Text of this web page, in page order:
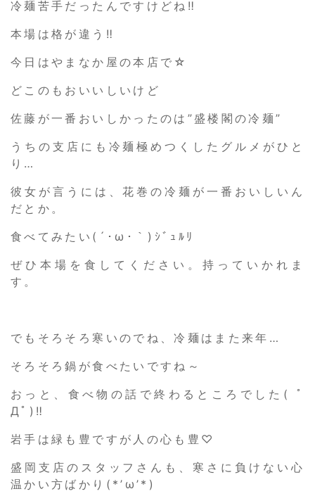
冷麺苦手だったんですけどね‼
本場は格が違う‼
今日はやまなか屋の本店で☆
どこのもおいいしいけど
佐藤が一番おいしかったのは”盛楼閣の冷麺”
うちの支店にも冷麺極めつくしたグルメがひと
り…
彼女が言うには、花巻の冷麺が一番おいしいん
だとか。
食べてみたい(´･ω･｀)ｼﾞｭﾙﾘ
ぜひ本場を食してください。持っていかれま
す。
でもそろそろ寒いのでね、冷麺はまた来年…
そろそろ鍋が食べたいですね～
おっと、食べ物の話で終わるところでした( ﾟ
Дﾟ)‼
岩手は緑も豊ですが人の心も豊♡
盛岡支店のスタッフさんも、寒さに負けない心
温かい方ばかり(*’ω’*)